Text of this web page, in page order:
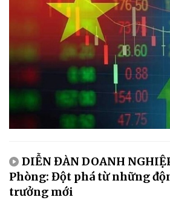
DIỄN ĐÀN DOANH
Phòng: Đột phá từ những
trưởng mới